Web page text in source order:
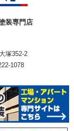
装専門店
塚352-2
1078